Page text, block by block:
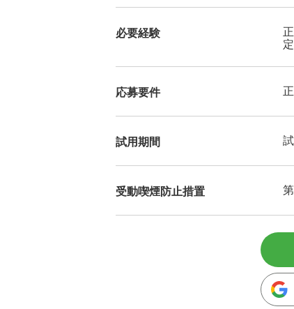
必要経験
応募要件
試用期間
受動喫煙防止措置